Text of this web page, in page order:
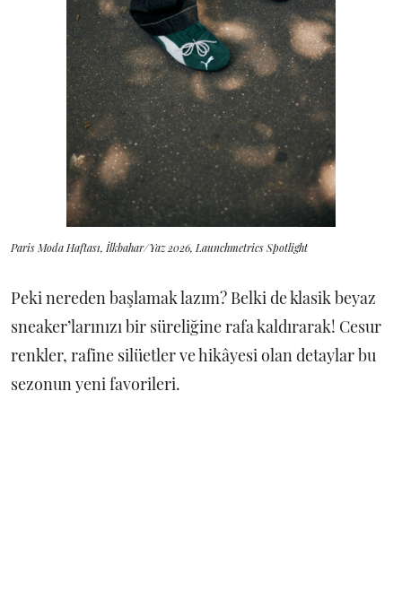
Paris Moda Haftası, İlkbahar/Yaz 2026, Launchmetrics Spotlight
Peki nereden başlamak lazım? Belki de klasik beyaz
sneaker’larınızı bir süreliğine rafa kaldırarak! Cesur
renkler, rafine silüetler ve hikâyesi olan detaylar bu
sezonun yeni favorileri.